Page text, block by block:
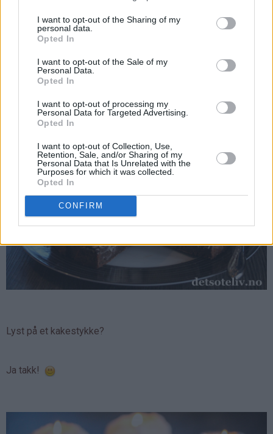
I want to opt-out of the Sharing of my
personal data.
Opted In
I want to opt-out of the Sale of my
Personal Data.
Opted In
I want to opt-out of processing my
Personal Data for Targeted Advertising.
Opted In
I want to opt-out of Collection, Use,
Retention, Sale, and/or Sharing of my
Personal Data that Is Unrelated with the
Purposes for which it was collected.
Opted In
CONFIRM
Lovely! ♥
Lyst på et kakestykke?
Ja takk!